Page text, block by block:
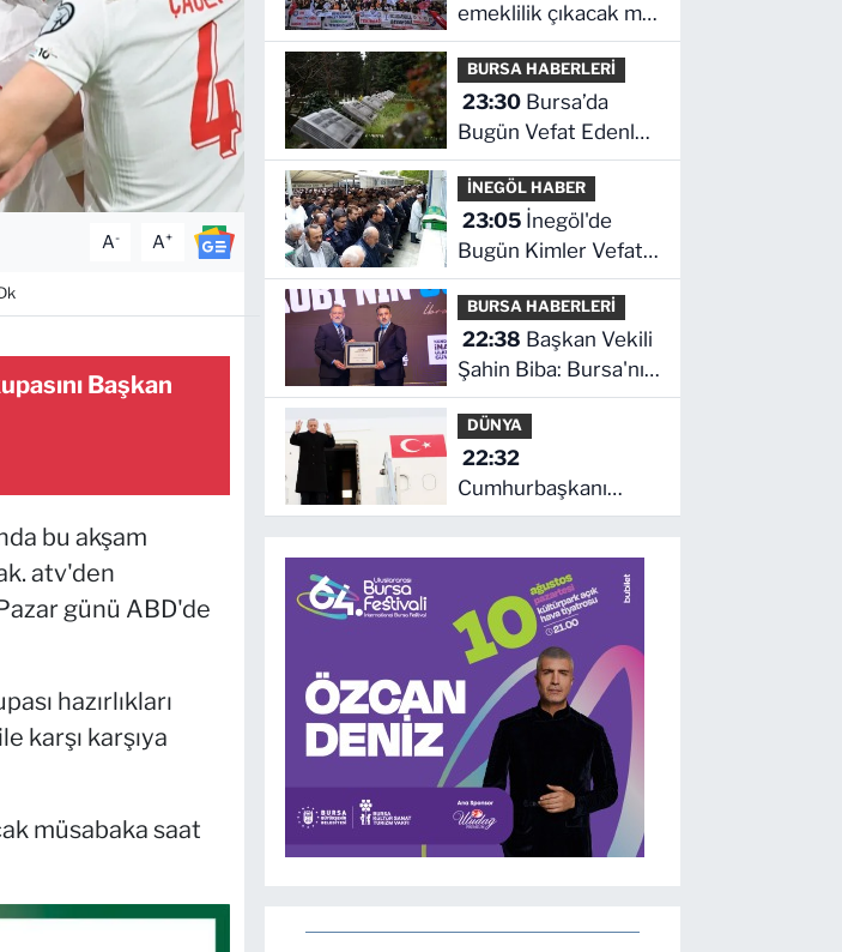
A- A+
Başkan
bu akşam
atv'den
günü ABD'de
hazırlıkları
karşı karşıya
müsabaka saat
emeklilik çıkacak mı?
Kademeli emeklilikte
son durum ne!
BURSA HABERLERİ
23:30
Bugün Vefat Edenler
Kimler? | 06 Ağustos
2026 Perşembe
İNEGÖL HABER
23:05
Bugün Kimler Vefat
Etti? | 06 Ağustos
2026 Perşembe
BURSA HABERLERİ
22:38
Şahin Biba: Bursa'nın
geleceğini bütüncül
anlayışla planlıyoruz
DÜNYA
22:32
Cumhurbaşkanı
Erdoğan, Suudi